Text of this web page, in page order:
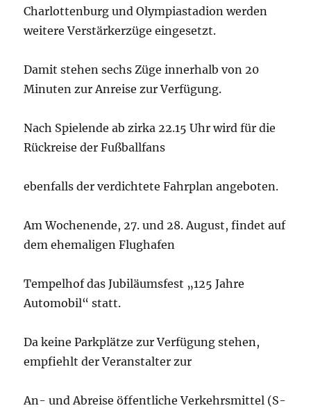
Charlottenburg und Olympiastadion werden
weitere Verstärkerzüge eingesetzt.
Damit stehen sechs Züge innerhalb von 20
Minuten zur Anreise zur Verfügung.
Nach Spielende ab zirka 22.15 Uhr wird für die
Rückreise der Fußballfans
ebenfalls der verdichtete Fahrplan angeboten.
Am Wochenende, 27. und 28. August, findet auf
dem ehemaligen Flughafen
Tempelhof das Jubiläumsfest „125 Jahre
Automobil“ statt.
Da keine Parkplätze zur Verfügung stehen,
empfiehlt der Veranstalter zur
An- und Abreise öffentliche Verkehrsmittel (S-